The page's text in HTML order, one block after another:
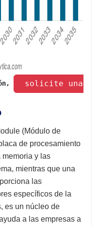
solicite una
(Módulo de
de procesamiento
memoria y las
mientras que una
las
específicos de la
es un núcleo de
a las empresas a